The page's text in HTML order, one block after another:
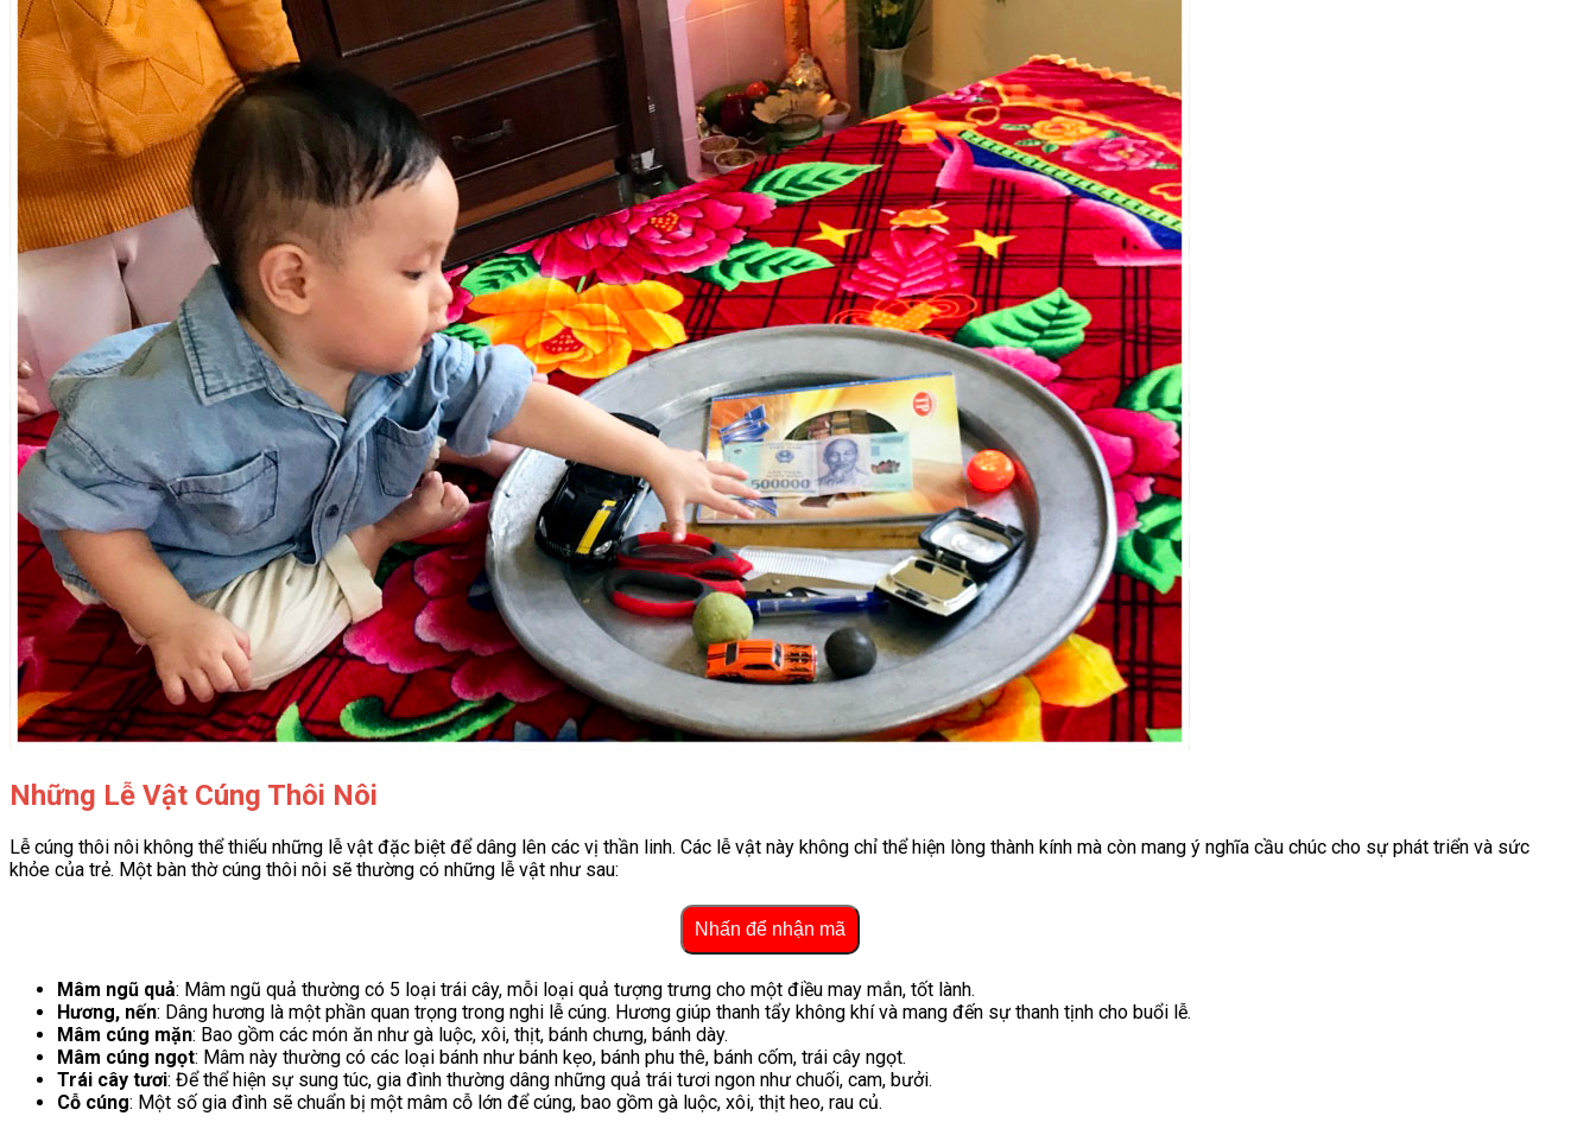
Những Lễ Vật Cúng Thôi Nôi
Lễ cúng thôi nôi không thể thiếu những lễ vật đặc biệt để dâng lên các vị thần linh. Các lễ vật này không chỉ thể hiện lòng thành kính mà còn mang ý nghĩa cầu chúc cho sự phát triển và sức
khỏe của trẻ. Một bàn thờ cúng thôi nôi sẽ thường có những lễ vật như sau:
Nhấn để nhận mã
Mâm ngũ quả: Mâm ngũ quả thường có 5 loại trái cây, mỗi loại quả tượng trưng cho một điều may mắn, tốt lành.
Hương, nến: Dâng hương là một phần quan trọng trong nghi lễ cúng. Hương giúp thanh tẩy không khí và mang đến sự thanh tịnh cho buổi lễ.
Mâm cúng mặn: Bao gồm các món ăn như gà luộc, xôi, thịt, bánh chưng, bánh dày.
Mâm cúng ngọt: Mâm này thường có các loại bánh như bánh kẹo, bánh phu thê, bánh cốm, trái cây ngọt.
Trái cây tươi: Để thể hiện sự sung túc, gia đình thường dâng những quả trái tươi ngon như chuối, cam, bưởi.
Cỗ cúng: Một số gia đình sẽ chuẩn bị một mâm cỗ lớn để cúng, bao gồm gà luộc, xôi, thịt heo, rau củ.